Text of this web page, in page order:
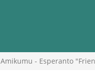
Amikumu - Esperanto